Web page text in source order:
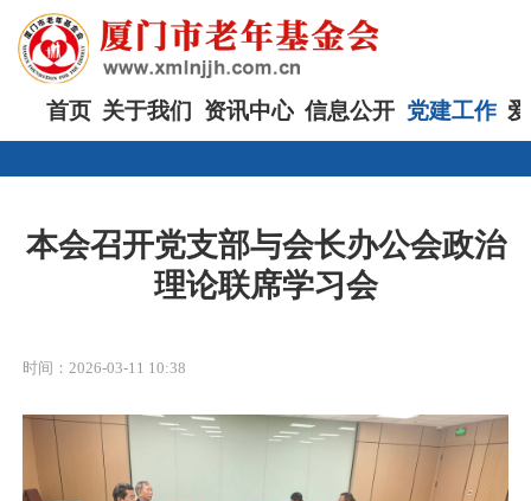
首页 关于我们 资讯中心 信息公开 党建工作
本会召开党支部与会长办公会政治
理论联席学习会
时间：2026-03-11 10:38